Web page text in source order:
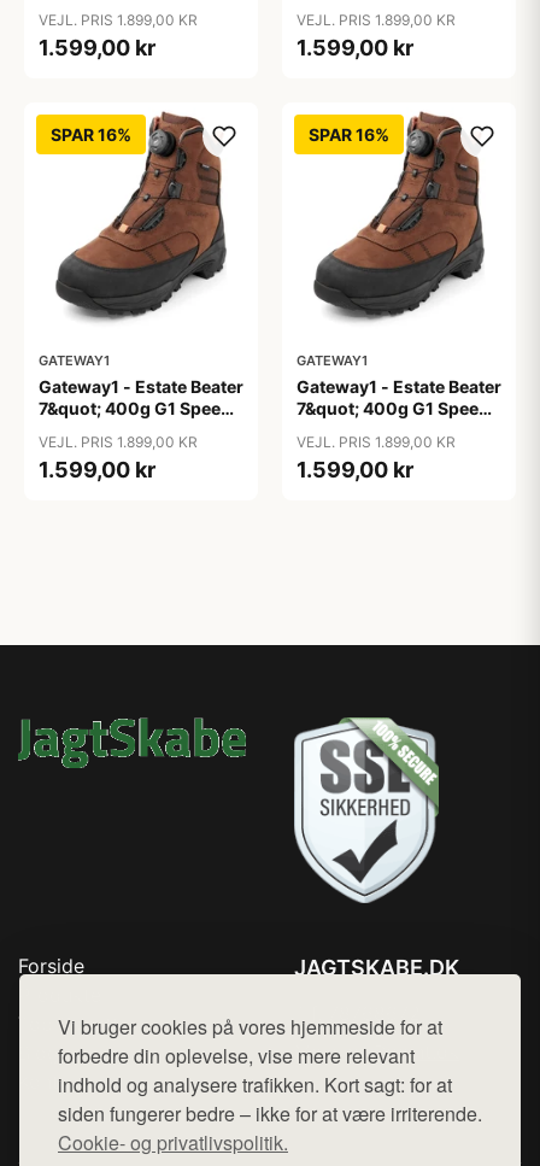
Vi bruger cookies på vores hjemmeside for at
forbedre din oplevelse, vise mere relevant
indhold og analysere trafikken. Kort sagt: for at
siden fungerer bedre – ikke for at være irriterende.
Cookie- og privatlivspolitik.
VEJL. PRIS 1.899,00 KR
1.599,00 kr
VEJL. PRIS 1.899,00 KR
1.599,00 kr
SPAR 16%
GATEWAY1
Gateway1 - Estate Beater
7&quot; 400g G1 Speed-
VEJL. PRIS 1.899,00 KR
1.599,00 kr
SPAR 16%
GATEWAY1
Gateway1 - Estate Beater
7&quot; 400g G1 Speed-
VEJL. PRIS 1.899,00 KR
1.599,00 kr
Forside
Top Rabatter
Blog
Kontakt
JAGTSKABE.DK
Mail: hej@want.dk
Cookie- og privatlivspolitik